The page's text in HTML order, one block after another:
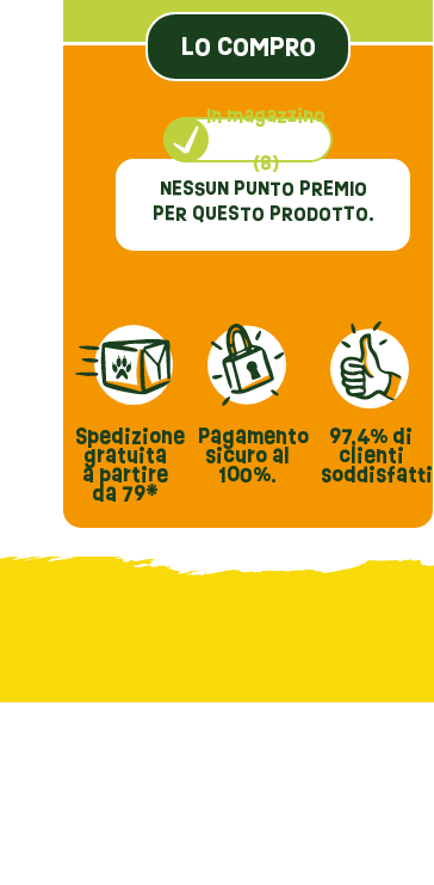
NESSUN PUNTO PREMIO
PER QUESTO PRODOTTO.
LO COMPRO
In magazzino
(8)
Spedizione
gratuita
a partire
da 79*
Pagamento
sicuro al
100%.
97,4% di
clienti
soddisfatti